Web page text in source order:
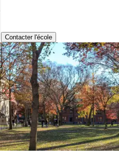
Contacter l'école